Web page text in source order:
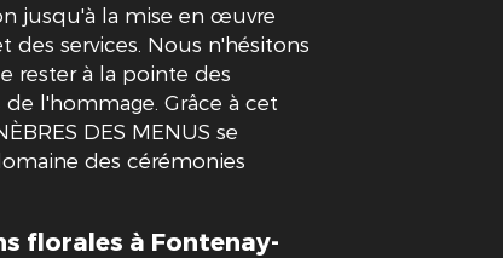
jusqu'à la mise en œuvre
services. Nous n'hésitons
rester à la pointe des
l'hommage. Grâce à cet
DES MENUS se
des cérémonies
florales à Fontenay-